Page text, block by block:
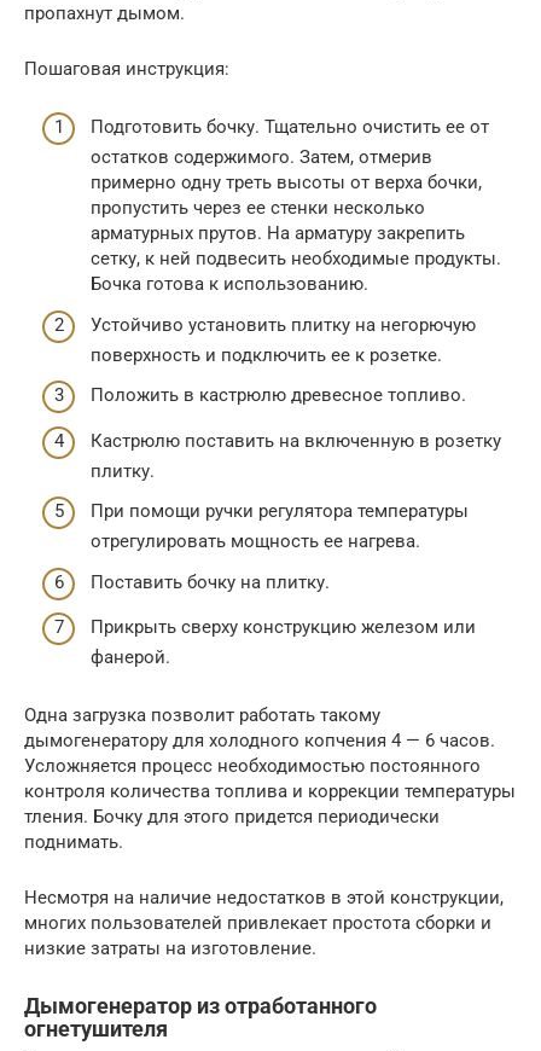
пропахнут дымом.
Пошаговая инструкция:
Подготовить бочку. Тщательно очистить ее от
остатков содержимого. Затем, отмерив
примерно одну треть высоты от верха бочки,
пропустить через ее стенки несколько
арматурных прутов. На арматуру закрепить
сетку, к ней подвесить необходимые продукты.
Бочка готова к использованию.
Устойчиво установить плитку на негорючую
поверхность и подключить ее к розетке.
Положить в кастрюлю древесное топливо.
Кастрюлю поставить на включенную в розетку
плитку.
При помощи ручки регулятора температуры
отрегулировать мощность ее нагрева.
Поставить бочку на плитку.
Прикрыть сверху конструкцию железом или
фанерой.
Одна загрузка позволит работать такому
дымогенератору для холодного копчения 4 — 6 часов.
Усложняется процесс необходимостью постоянного
контроля количества топлива и коррекции температуры
тления. Бочку для этого придется периодически
поднимать.
Несмотря на наличие недостатков в этой конструкции,
многих пользователей привлекает простота сборки и
низкие затраты на изготовление.
Дымогенератор из отработанного
огнетушителя